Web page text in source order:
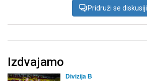
Pridruži se diskusiji
Izdvajamo
Divizija B